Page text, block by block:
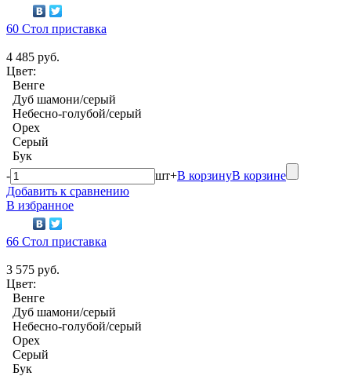
60 Стол приставка
4 485 руб.
Цвет:
Венге
Дуб шамони/серый
Небесно-голубой/серый
Орех
Серый
Бук
-
шт+В корзинуВ корзине
Добавить к сравнению
В избранное
66 Стол приставка
3 575 руб.
Цвет:
Венге
Дуб шамони/серый
Небесно-голубой/серый
Орех
Серый
Бук